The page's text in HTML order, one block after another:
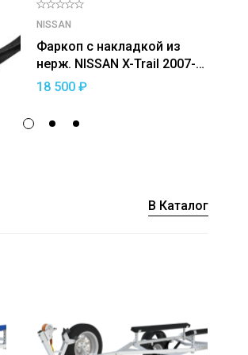
NISSAN
Фаркоп с накладкой из
нерж. NISSAN X-Trail 2007-
2013 — съемный квадрат
18 500₽
В Каталог